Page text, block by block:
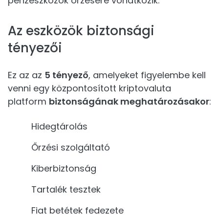
Az eszközök biztonsági
tényezői
Ez az az 5 tényező, amelyeket figyelembe kell
venni egy központosított kriptovaluta
platform biztonságának meghatározásakor:
Hidegtárolás
Őrzési szolgáltató
Kiberbiztonság
Tartalék tesztek
Fiat betétek fedezete